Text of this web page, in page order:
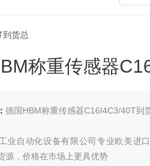
货总
称重传感器
德国HBM称重传感器C16I4C3/40T到
工业自动化设备有限公司专业欧美进
源，价格在市场上更具优势